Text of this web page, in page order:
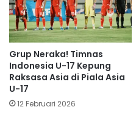
Grup Neraka! Timnas
Indonesia U-17 Kepung
Raksasa Asia di Piala Asia
U-17
12 Februari 2026